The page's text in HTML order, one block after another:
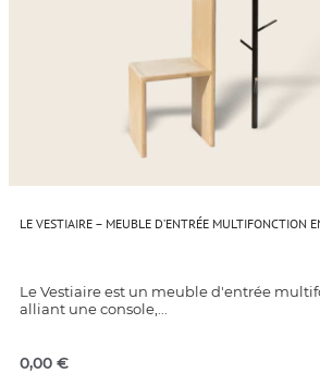
LE VESTIAIRE – MEUBLE D’ENTRÉE MULTIFONCTION
Le Vestiaire est un meuble d'entrée
alliant une console,...
0,00 €